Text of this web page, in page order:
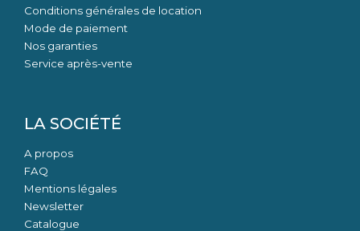
Conditions générales de location
Mode de paiement
Nos garanties
Service après-vente
LA SOCIÉTÉ
A propos
FAQ
Mentions légales
Newsletter
Catalogue